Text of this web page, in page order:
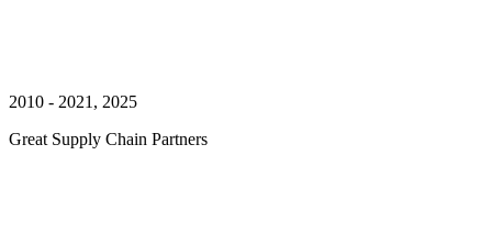
2010 - 2021, 2025
Great Supply Chain Partners